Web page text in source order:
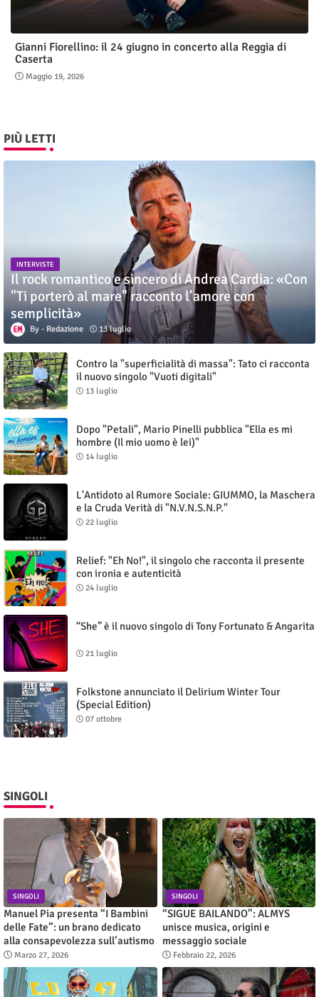
Gianni Fiorellino: il 24 giugno in concerto alla Reggia di
Caserta
Maggio 19, 2026
PIÙ LETTI
INTERVISTE
Il rock romantico e sincero di Andrea Cardia: «Con
"Ti porterò al mare" racconto l’amore con
semplicità»
Redazione 13 luglio
Contro la "superficialità di massa": Tato ci racconta
il nuovo singolo "Vuoti digitali"
13 luglio
Dopo "Petali", Mario Pinelli pubblica "Ella es mi
hombre (Il mio uomo è lei)"
14 luglio
L'Antidoto al Rumore Sociale: GIUMMO, la Maschera
e la Cruda Verità di "N.V.N.S.N.P."
22 luglio
Relief: "Eh No!", il singolo che racconta il presente
con ironia e autenticità
24 luglio
“She” è il nuovo singolo di Tony Fortunato & Angarita
21 luglio
Folkstone annunciato il Delirium Winter Tour
(Special Edition)
07 ottobre
SINGOLI
SINGOLI
Manuel Pia presenta “I Bambini
delle Fate”: un brano dedicato
alla consapevolezza sull’autismo
Marzo 27, 2026
SINGOLI
“SIGUE BAILANDO”: ALMYS
unisce musica, origini e
messaggio sociale
Febbraio 22, 2026